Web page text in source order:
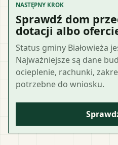
NASTĘPNY KROK
Sprawdź dom
dotacji albo
Status gminy Białowieża
Najważniejsze są dane
ocieplenie, rachunki,
potrzebne do wniosku.